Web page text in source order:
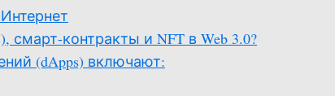
контракты и NFT в Web 3.0?
(dApps) включают: